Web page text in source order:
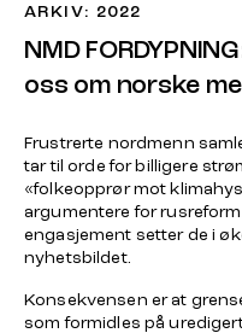
ARKIV: 2022
NMD
oss om norske
Frustrerte nordmenn
tar til orde for billigere
«folkeopprør mot
argumentere for
engasjement setter de i
nyhetsbildet.
Konsekvensen er at
som formidles på